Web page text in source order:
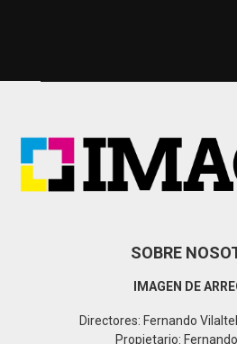
SOBRE
IMAGEN DE
Directores: Fernando
Propietario: